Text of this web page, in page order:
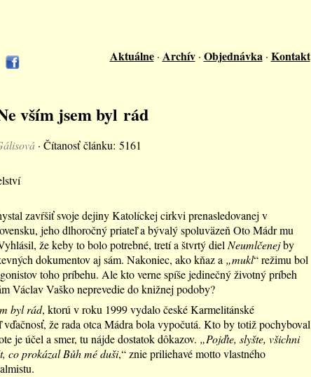
Aktuálne· Archív· Objednávka · Kontakt
vším jsem byl rád
· Čítanosť článku: 5161
zavŕšiť svoje dejiny Katolíckej cirkvi prenasledovanej v
jeho dlhoročný priateľ a bývalý spoluväzeň Oto Mádr mu
že keby to bolo potrebné, tretí a štvrtý diel Neumlčenejby
dokumentov aj sám. Nakoniec, ako kňaz a „mukl“ režimu bol
toho príbehu. Ale kto verne spíše jedinečný životný príbeh
Václav Vaško neprevedie do knižnej podoby?
byl rád, ktorú v roku 1999 vydalo české Karmelitánské
že rada otca Mádra bola vypočutá. Kto by totiž pochyboval
je účel a smer, tu nájde dostatok dôkazov. „Pojďte, slyšte, všichni
co prokázal Bůh mé duši,“ znie priliehavé motto vlastného